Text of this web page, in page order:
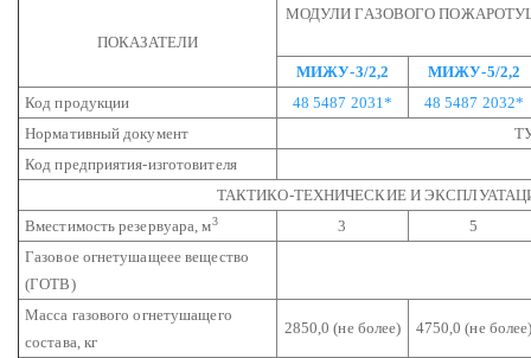
ПОКАЗАТЕЛИ
МОДУЛИ ГАЗОВОГО
МИЖУ-3/2,2
МИЖУ-5/2,2
Код продукции
48 5487 2031*
48 5487 2032*
Нормативный документ
Код предприятия-изготовителя
ТАКТИКО-ТЕХНИЧЕСКИЕ И
Вместимость резервуара, м3 3
5
Газовое огнетушащеее вещество
(ГОТВ)
Масса газового огнетушащего
состава, кг
2850,0(не более) 4750,0 (не